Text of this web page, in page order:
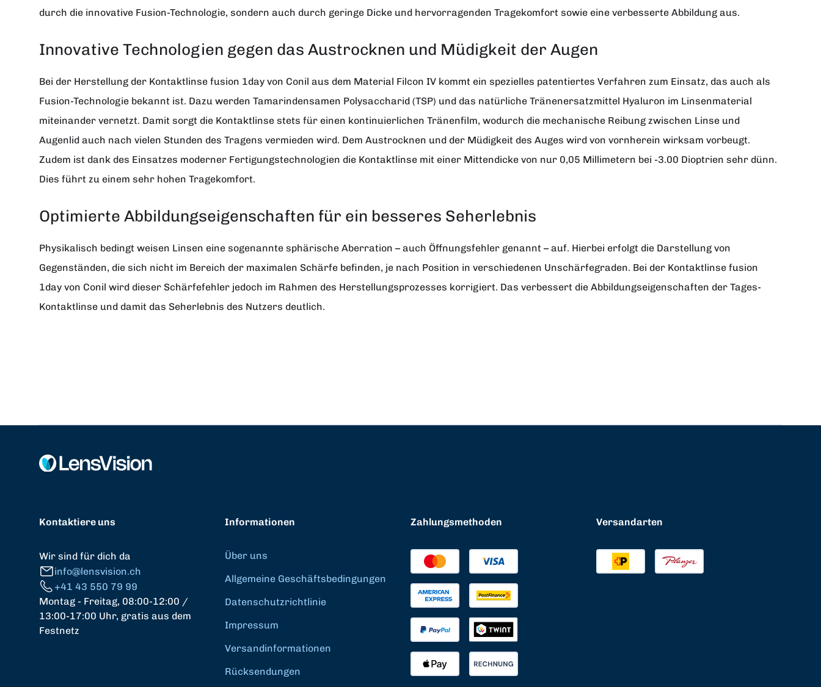
durch die innovative Fusion-Technologie, sondern auch durch geringe Dicke und hervorragenden Tragekomfort sowie eine verbesserte Abbildung aus.
Innovative Technologien gegen das Austrocknen und Müdigkeit der Augen
Bei der Herstellung der Kontaktlinse fusion 1day von Conil aus dem Material Filcon IV kommt ein spezielles patentiertes Verfahren zum Einsatz, das auch als
Fusion-Technologie bekannt ist. Dazu werden Tamarindensamen Polysaccharid (TSP) und das natürliche Tränenersatzmittel Hyaluron im Linsenmaterial
miteinander vernetzt. Damit sorgt die Kontaktlinse stets für einen kontinuierlichen Tränenfilm, wodurch die mechanische Reibung zwischen Linse und
Augenlid auch nach vielen Stunden des Tragens vermieden wird. Dem Austrocknen und der Müdigkeit des Auges wird von vornherein wirksam vorbeugt.
Zudem ist dank des Einsatzes moderner Fertigungstechnologien die Kontaktlinse mit einer Mittendicke von nur 0,05 Millimetern bei -3.00 Dioptrien sehr dünn.
Dies führt zu einem sehr hohen Tragekomfort.
Optimierte Abbildungseigenschaften für ein besseres Seherlebnis
Physikalisch bedingt weisen Linsen eine sogenannte sphärische Aberration – auch Öffnungsfehler genannt – auf. Hierbei erfolgt die Darstellung von
Gegenständen, die sich nicht im Bereich der maximalen Schärfe befinden, je nach Position in verschiedenen Unschärfegraden. Bei der Kontaktlinse fusion
1day von Conil wird dieser Schärfefehler jedoch im Rahmen des Herstellungsprozesses korrigiert. Das verbessert die Abbildungseigenschaften der Tages-
Kontaktlinse und damit das Seherlebnis des Nutzers deutlich.
Kontaktiere uns
Wir sind für dich da
info@lensvision.ch
+41 43 550 79 99
Montag - Freitag, 08:00-12:00 /
13:00-17:00 Uhr, gratis aus dem
Festnetz
Informationen
Über uns
Allgemeine Geschäftsbedingungen
Datenschutzrichtlinie
Impressum
Versandinformationen
Rücksendungen
Zahlungsmethoden Versandarten